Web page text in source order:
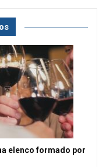
elenco formado por